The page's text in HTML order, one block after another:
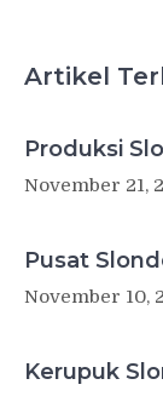
Artikel
Produksi
November 21,
Pusat
November 10,
Kerupuk